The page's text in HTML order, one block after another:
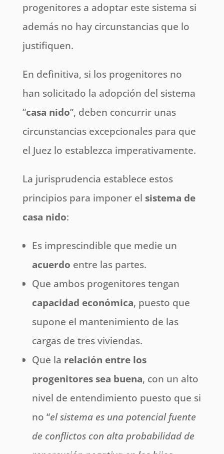
progenitores a adoptar este sistema si
además no hay circunstancias que lo
justifiquen.
En definitiva, si los progenitores no
han solicitado la adopción del sistema
“casa nido”, deben concurrir unas
circunstancias excepcionales para que
el Juez lo establezca imperativamente.
La jurisprudencia establece estos
principios para imponer el sistema de
casa nido:
Es imprescindible que medie un
acuerdo entre las partes.
Que ambos progenitores tengan
capacidad económica, puesto que
supone el mantenimiento de las
cargas de tres viviendas.
Que la relación entre los
progenitores sea buena, con un alto
nivel de entendimiento puesto que si
no “el sistema es una potencial fuente
de conflictos con alta probabilidad de